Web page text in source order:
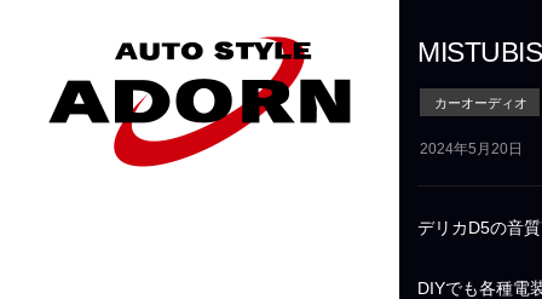
カーオーディオ
2024年5月20日
デリカD5の音
DIYでも各種電